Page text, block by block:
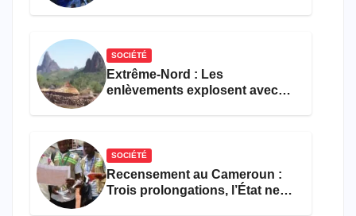
SOCIÉTÉ
Extrême-Nord : Les
enlèvements explosent avec
SOCIÉTÉ
Recensement au Cameroun :
Trois prolongations, l’État ne